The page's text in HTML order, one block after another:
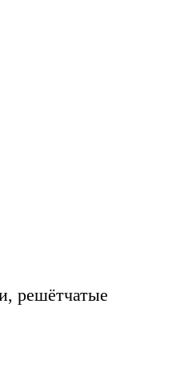
решётчатые